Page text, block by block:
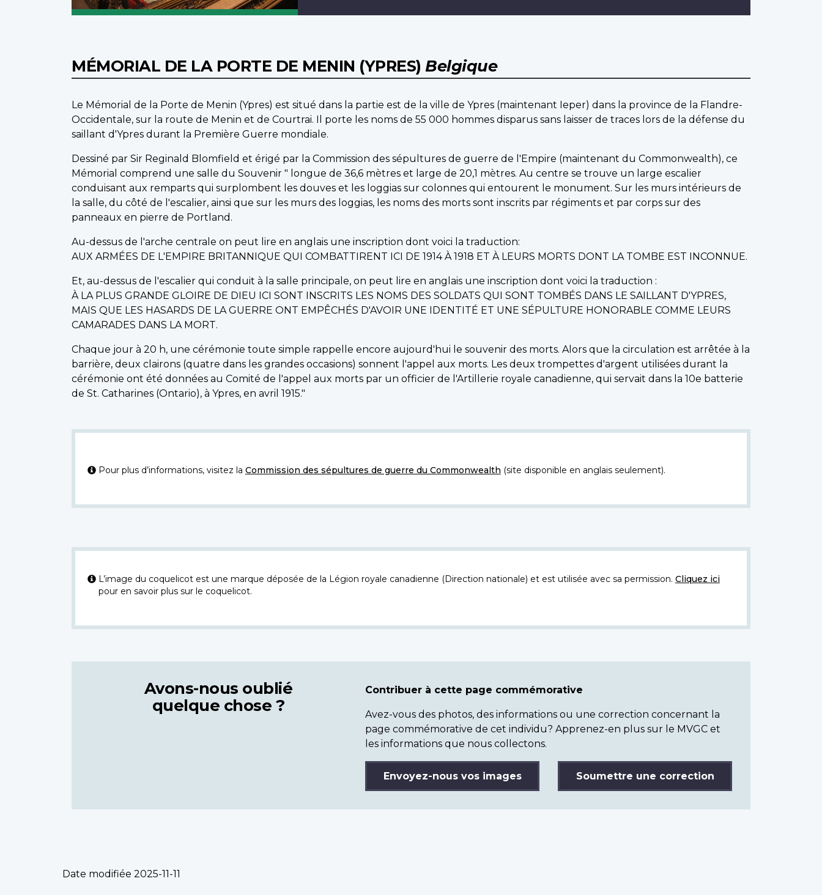
MÉMORIAL DE LA PORTE DE MENIN (YPRES) Belgique
Le Mémorial de la Porte de Menin (Ypres) est situé dans la partie est de la ville de Ypres (maintenant Ieper) dans la province de la Flandre-
Occidentale, sur la route de Menin et de Courtrai. Il porte les noms de 55 000 hommes disparus sans laisser de traces lors de la défense du
saillant d'Ypres durant la Première Guerre mondiale.
Dessiné par Sir Reginald Blomfield et érigé par la Commission des sépultures de guerre de l'Empire (maintenant du Commonwealth), ce
Mémorial comprend une salle du Souvenir " longue de 36,6 mètres et large de 20,1 mètres. Au centre se trouve un large escalier
conduisant aux remparts qui surplombent les douves et les loggias sur colonnes qui entourent le monument. Sur les murs intérieurs de
la salle, du côté de l'escalier, ainsi que sur les murs des loggias, les noms des morts sont inscrits par régiments et par corps sur des
panneaux en pierre de Portland.
Au-dessus de l'arche centrale on peut lire en anglais une inscription dont voici la traduction:
AUX ARMÉES DE L'EMPIRE BRITANNIQUE QUI COMBATTIRENT ICI DE 1914 À 1918 ET À LEURS MORTS DONT LA TOMBE EST INCONNUE.
Et, au-dessus de l'escalier qui conduit à la salle principale, on peut lire en anglais une inscription dont voici la traduction :
À LA PLUS GRANDE GLOIRE DE DIEU ICI SONT INSCRITS LES NOMS DES SOLDATS QUI SONT TOMBÉS DANS LE SAILLANT D'YPRES,
MAIS QUE LES HASARDS DE LA GUERRE ONT EMPÊCHÉS D'AVOIR UNE IDENTITÉ ET UNE SÉPULTURE HONORABLE COMME LEURS
CAMARADES DANS LA MORT.
Chaque jour à 20 h, une cérémonie toute simple rappelle encore aujourd'hui le souvenir des morts. Alors que la circulation est arrêtée à la
barrière, deux clairons (quatre dans les grandes occasions) sonnent l'appel aux morts. Les deux trompettes d'argent utilisées durant la
cérémonie ont été données au Comité de l'appel aux morts par un officier de l'Artillerie royale canadienne, qui servait dans la 10e batterie
de St. Catharines (Ontario), à Ypres, en avril 1915."
Pour plus d’informations, visitez la Commission des sépultures de guerre du Commonwealth (site disponible en anglais seulement).
L’image du coquelicot est une marque déposée de la Légion royale canadienne (Direction nationale) et est utilisée avec sa permission. Cliquez ici
pour en savoir plus sur le coquelicot.
Avons-nous oublié
quelque chose ?
Contribuer à cette page commémorative
Avez-vous des photos, des informations ou une correction concernant la
page commémorative de cet individu? Apprenez-en plus sur le MVGC et
les informations que nous collectons.
Envoyez-nous vos images Soumettre une correction
Date modifiée 2025-11-11